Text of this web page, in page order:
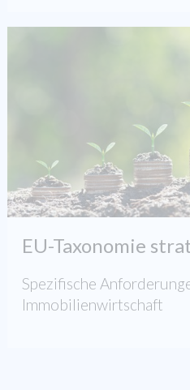
EU-Taxonomie
Spezifische
Immobilienwirtschaft